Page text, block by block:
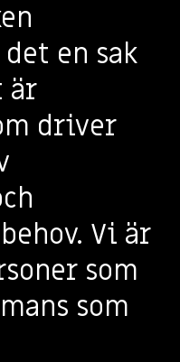
en sak
är
driver
Vi är
som
som